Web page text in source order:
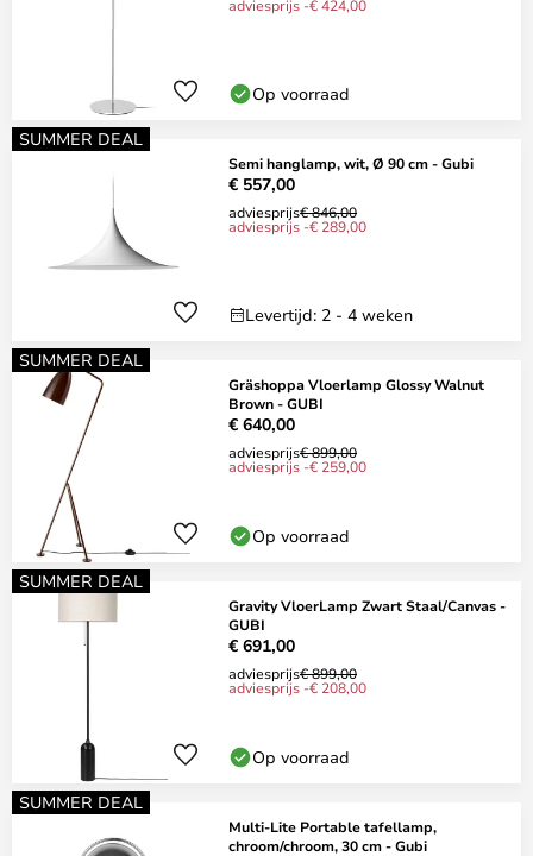
adviesprijs -€ 424,00
Op voorraad
SUMMER DEAL
Semi hanglamp, wit, Ø 90 cm - Gubi
€ 557,00
adviesprijs€ 846,00
adviesprijs -€ 289,00
Levertijd: 2 - 4 weken
SUMMER DEAL
Gräshoppa Vloerlamp Glossy Walnut
Brown - GUBI
€ 640,00
adviesprijs€ 899,00
adviesprijs -€ 259,00
Op voorraad
SUMMER DEAL
Gravity VloerLamp Zwart Staal/Canvas -
GUBI
€ 691,00
adviesprijs€ 899,00
adviesprijs -€ 208,00
Op voorraad
SUMMER DEAL
Multi-Lite Portable tafellamp,
chroom/chroom, 30 cm - Gubi